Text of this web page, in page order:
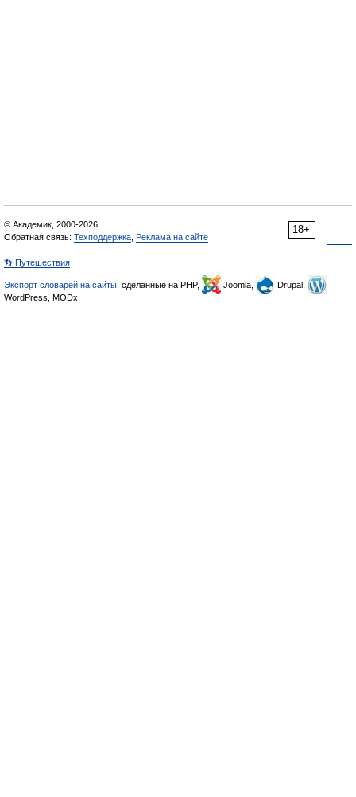
18+
© Академик, 2000-2026
Обратная связь: Техподдержка Реклама на сайте
👣 Путешествия
Экспорт словарей на сайты , сделанные на PHP, Joomla,
Drupal,
WordPress, MODx.